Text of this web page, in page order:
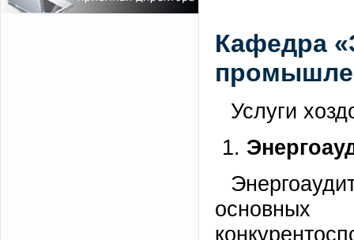
Кафедра
Услуги
основных